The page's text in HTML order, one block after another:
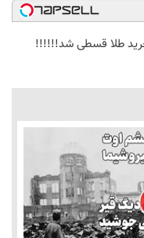
طلا قسطی شد!!!!!!